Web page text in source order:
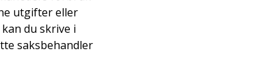
utgifter eller
du skrive i
saksbehandler